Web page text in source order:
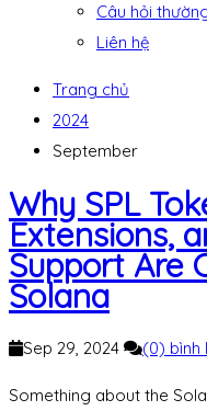
Câu hỏi
Liên hệ
Trang chủ
2024
September
Why SPL
Extensions,
Support Are
Solana
Sep 29, 2024 (0) bình
Something about the